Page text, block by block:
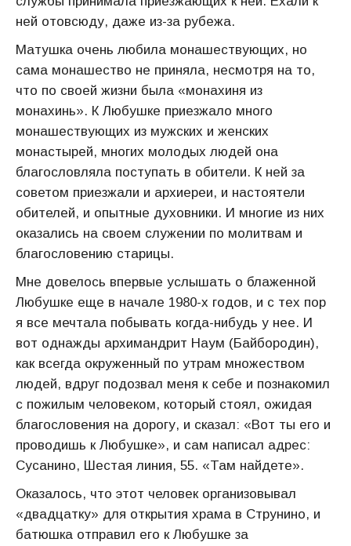
ней отовсюду, даже из-за рубежа.
Матушка очень любила монашествующих, но
сама монашество не приняла, несмотря на то,
что по своей жизни была «монахиня из
монахинь». К Любушке приезжало много
монашествующих из мужских и женских
монастырей, многих молодых людей она
благословляла поступать в обители. К ней за
советом приезжали и архиереи, и настоятели
обителей, и опытные духовники. И многие из них
оказались на своем служении по молитвам и
благословению старицы.
Мне довелось впервые услышать о блаженной
Любушке еще в начале 1980-х годов, и с тех пор
я все мечтала побывать когда-нибудь у нее. И
вот однажды архимандрит Наум (Байбородин),
как всегда окруженный по утрам множеством
людей, вдруг подозвал меня к себе и познакомил
с пожилым человеком, который стоял, ожидая
благословения на дорогу, и сказал: «Вот ты его и
проводишь к Любушке», и сам написал адрес:
Сусанино, Шестая линия, 55. «Там найдете».
Оказалось, что этот человек организовывал
«двадцатку» для открытия храма в Струнино, и
батюшка отправил его к Любушке за